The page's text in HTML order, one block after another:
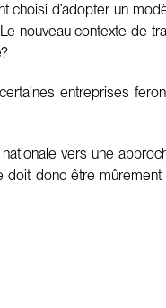
choisi d’adopter un
nouveau contexte de
entreprises
nationale vers une
donc être